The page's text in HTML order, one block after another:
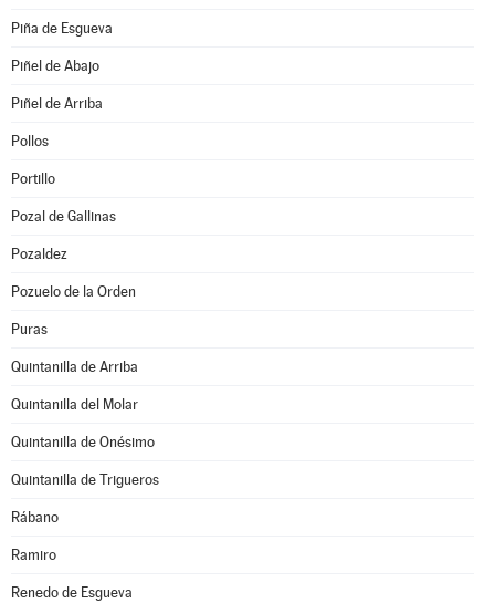
Piña de Esgueva
Piñel de Abajo
Piñel de Arriba
Pollos
Portillo
Pozal de Gallinas
Pozaldez
Pozuelo de la Orden
Puras
Quintanilla de Arriba
Quintanilla del Molar
Quintanilla de Onésimo
Quintanilla de Trigueros
Rábano
Ramiro
Renedo de Esgueva